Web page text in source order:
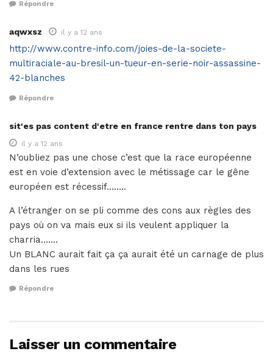
Répondre
aqwxsz il y a 12 ans
http://www.contre-info.com/joies-de-la-societe-
multiraciale-au-bresil-un-tueur-en-serie-noir-assassine-
42-blanches
Répondre
sit'es pas content d'etre en france rentre dans ton pays
il y a 12 ans
N’oubliez pas une chose c’est que la race européenne
est en voie d’extension avec le métissage car le gêne
européen est récessif……..
A l’étranger on se pli comme des cons aux règles des
pays où on va mais eux si ils veulent appliquer la
charria…….
Un BLANC aurait fait ça ça aurait été un carnage de plus
dans les rues
Répondre
Laisser un commentaire